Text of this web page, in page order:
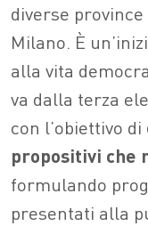
diverse
Milano. È
alla vita
va dalla terza
con l’obiettivo di
propositivi che
formulando
presentati alla